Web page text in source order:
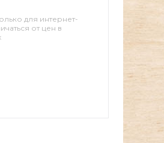
для интернет-
от цен в